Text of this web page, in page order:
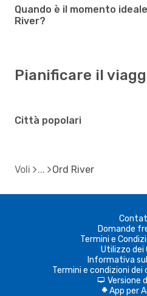
Quando è il momento
River?
Pianificare il
Città popolari
Voli Ord River
Domande
Termini e
Utilizzo dei
Informativa
Termini e condizioni dei
d Versione
A App per